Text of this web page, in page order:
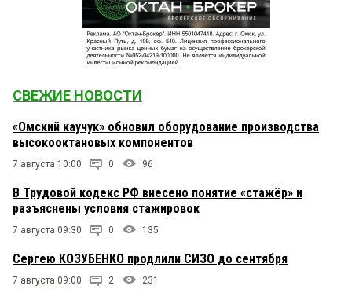
СВЕЖИЕ НОВОСТИ
«Омский каучук» обновил оборудование производства
высокооктановых компонентов
7 августа 10:00 0 96
В Трудовой кодекс РФ внесено понятие «стажёр» и
разъяснены условия стажировок
7 августа 09:30 0 135
Сергею КОЗУБЕНКО продлили СИЗО до сентября
7 августа 09:00 2 231